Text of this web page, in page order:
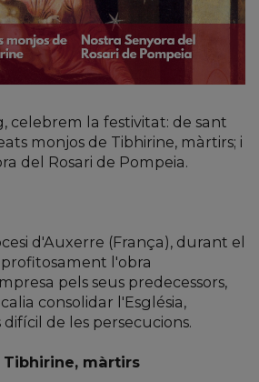
celebrem la festivitat: de sant
monjos de Tibhirine, màrtirs; i
del Rosari de Pompeia.
d'Auxerre (França), durant el
l'obra
pels seus predecessors,
consolidar l'Església,
de les persecucions.
màrtirs